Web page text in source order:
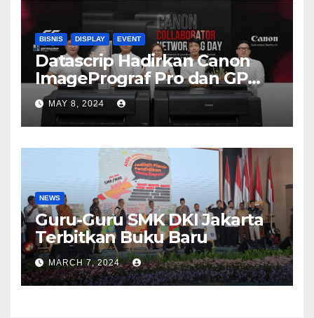
BISNIS DISPLAY EVENT
Datascrip Hadirkan Canon
ImagePrograf Pro dan GP
Series
MAY 8, 2024
NEWS
Guru-Guru SMK DKI Jakarta
Terbitkan Buku Baru
MARCH 7, 2024